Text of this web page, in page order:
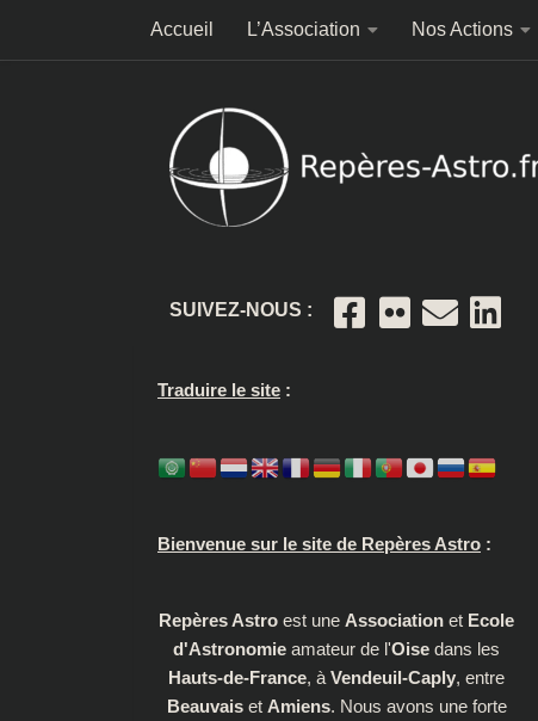
Skip to contentAccueil L’Association Nos Actions
SUIVEZ-NOUS :
Traduire le site :
Bienvenue sur le site de Repères Astro :
Repères Astro est une Association et Ecole
d'Astronomie amateur de l'Oise dans les
Hauts-de-France, à Vendeuil-Caply, entre
Beauvaiset Amiens. Nous avons une forte